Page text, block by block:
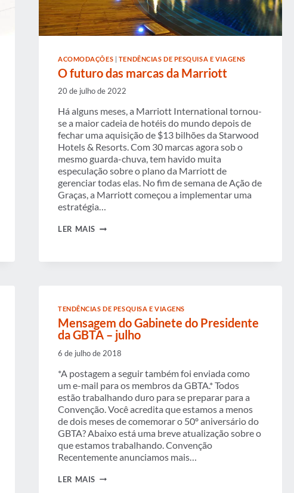
ACOMODAÇÕES | TENDÊNCIAS DE PESQUISA E VIAGENS
O futuro das marcas da Marriott
20 de julho de 2022
Há alguns meses, a Marriott International tornou-
se a maior cadeia de hotéis do mundo depois de
fechar uma aquisição de $13 bilhões da Starwood
Hotels & Resorts. Com 30 marcas agora sob o
mesmo guarda-chuva, tem havido muita
especulação sobre o plano da Marriott de
gerenciar todas elas. No fim de semana de Ação de
Graças, a Marriott começou a implementar uma
estratégia…
LER MAIS O
DA
TENDÊNCIAS DE PESQUISA E VIAGENS
Mensagem do Gabinete do Presidente
da GBTA – julho
6 de julho de 2018
*A postagem a seguir também foi enviada como
um e-mail para os membros da GBTA.* Todos
estão trabalhando duro para se preparar para a
Convenção. Você acredita que estamos a menos
de dois meses de comemorar o 50º aniversário do
GBTA? Abaixo está uma breve atualização sobre o
que estamos trabalhando. Convenção
Recentemente anunciamos mais…
LER MAIS MENSAGEM